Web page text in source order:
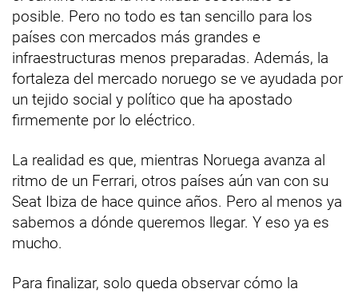
posible. Pero no todo es tan sencillo para los
países con mercados más grandes e
infraestructuras menos preparadas. Además, la
fortaleza del mercado noruego se ve ayudada por
un tejido social y político que ha apostado
firmemente por lo eléctrico.
La realidad es que, mientras Noruega avanza al
ritmo de un Ferrari, otros países aún van con su
Seat Ibiza de hace quince años. Pero al menos ya
sabemos a dónde queremos llegar. Y eso ya es
mucho.
Para finalizar, solo queda observar cómo la